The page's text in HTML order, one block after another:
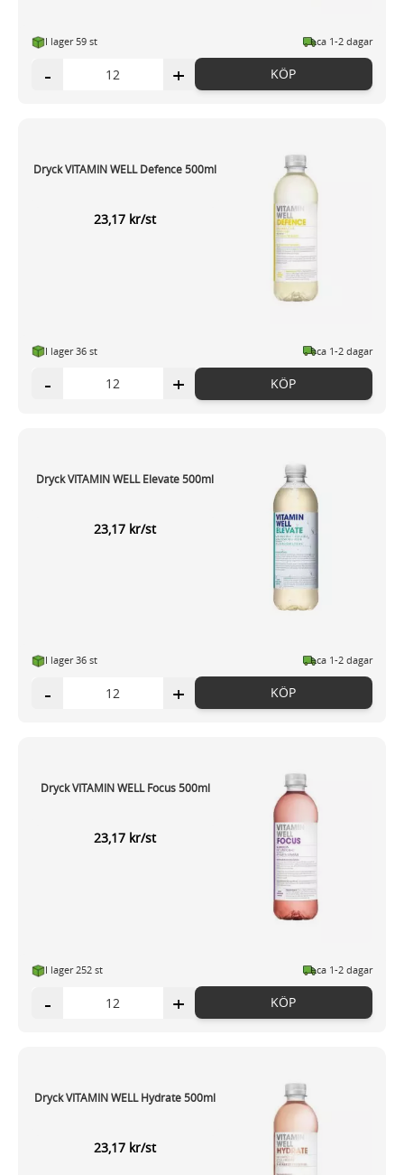
I lager 59 st ca 1-2 dagar
- + KÖP
Dryck VITAMIN WELL Defence 500ml
23,17 kr/st
I lager 36 st ca 1-2 dagar
- + KÖP
Dryck VITAMIN WELL Elevate 500ml
23,17 kr/st
I lager 36 st ca 1-2 dagar
- + KÖP
Dryck VITAMIN WELL Focus 500ml
23,17 kr/st
I lager 252 st ca 1-2 dagar
- + KÖP
Dryck VITAMIN WELL Hydrate 500ml
23,17 kr/st